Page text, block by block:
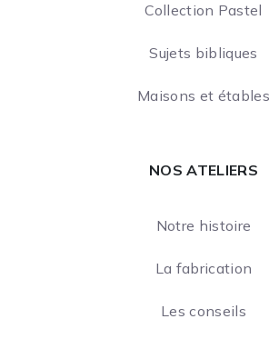
Collection Pastel
Sujets bibliques
Maisons et étables
NOS ATELIERS
Notre histoire
La fabrication
Les conseils